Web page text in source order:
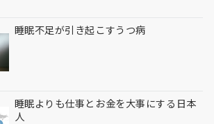
睡眠不足が引き起こすうつ病
睡眠よりも仕事とお金を大事にする日本
人